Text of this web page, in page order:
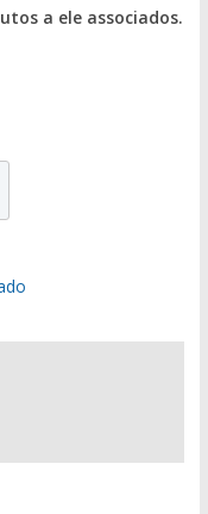
a ele associados.